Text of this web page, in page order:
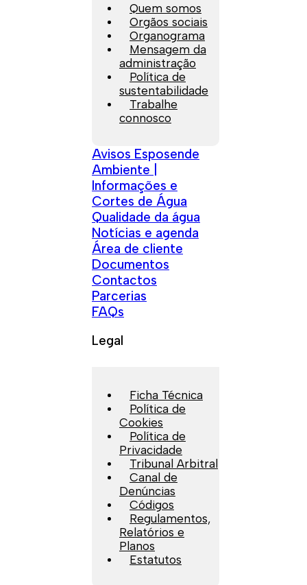
Quem somos
Orgãos sociais
Organograma
Mensagem da
administração
Política de
sustentabilidade
Trabalhe
connosco
Avisos Esposende
Ambiente |
Informações e
Cortes de Água
Qualidade da água
Notícias e agenda
Área de cliente
Documentos
Contactos
Parcerias
FAQs
Legal
Ficha Técnica
Política de
Cookies
Política de
Privacidade
Tribunal Arbitral
Canal de
Denúncias
Códigos
Regulamentos,
Relatórios e
Planos
Estatutos